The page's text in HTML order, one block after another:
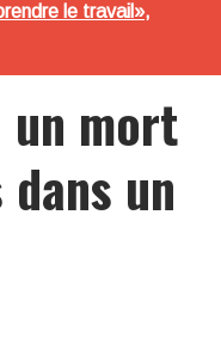
le travail»,
un mort
un